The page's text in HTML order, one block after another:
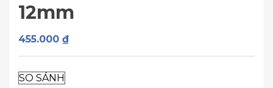
12mm
455.000 ₫
SO SÁNH